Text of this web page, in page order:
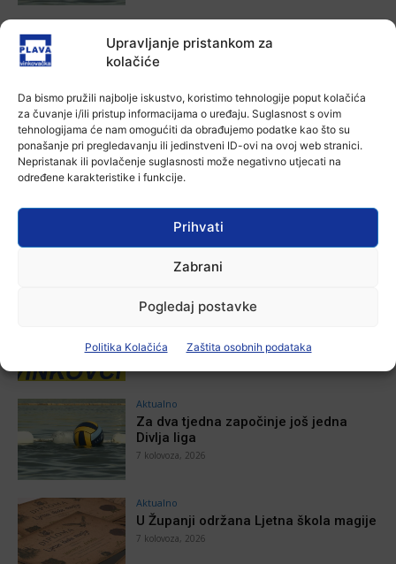
Upravljanje pristankom za
kolačiće
Da bismo pružili najbolje iskustvo, koristimo tehnologije poput kolačića
za čuvanje i/ili pristup informacijama o uređaju. Suglasnost s ovim
tehnologijama će nam omogućiti da obrađujemo podatke kao što su
ponašanje pri pregledavanju ili jedinstveni ID-ovi na ovoj web stranici.
Nepristanak ili povlačenje suglasnosti može negativno utjecati na
određene karakteristike i funkcije.
Prihvati
Zabrani
Pogledaj postavke
Politika Kolačića Zaštita osobnih podataka
U Županji održana Ljetna škola magije
Ana Tokić
Aktualno
Zbog niskog vodostaja otežana
plovidba na Dunavu
Ana Tokić -
Aktualno
stotu godišnjicu djelovanja
7 kolovoza, 2026
Aktualno
Za dva tjedna započinje još jedna
Divlja liga
7 kolovoza, 2026
Aktualno
U Županji održana Ljetna škola magije
7 kolovoza, 2026